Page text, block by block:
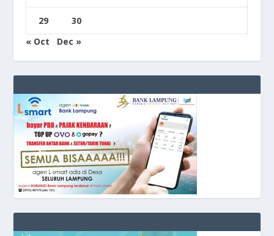
29
30
« Oct
Dec »